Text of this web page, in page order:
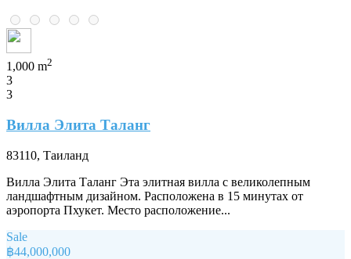
1,000 m2
3
3
Вилла Элита Таланг
83110, Таиланд
Вилла Элита Таланг Эта элитная вилла с великолепным
ландшафтным дизайном. Расположена в 15 минутах от
аэропорта Пхукет. Место расположение...
Sale
฿44,000,000